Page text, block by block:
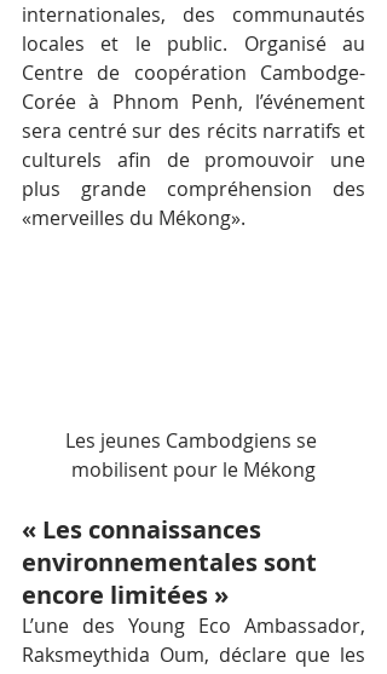
internationales, des communautés
locales et le public. Organisé au
Centre de coopération Cambodge-
Corée à Phnom Penh, l’événement
sera centré sur des récits narratifs et
culturels afin de promouvoir une
plus grande compréhension des
«merveilles du Mékong».
Les jeunes Cambodgiens se
mobilisent pour le Mékong
« Les connaissances
environnementales sont
encore limitées »
L’une des Young Eco Ambassador,
Raksmeythida Oum, déclare que les